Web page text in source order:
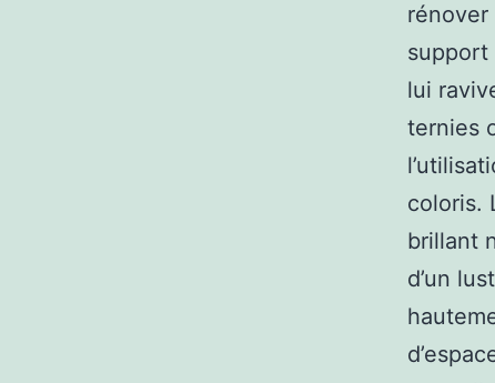
support
lui
ternies
coloris.
brillant
d’un